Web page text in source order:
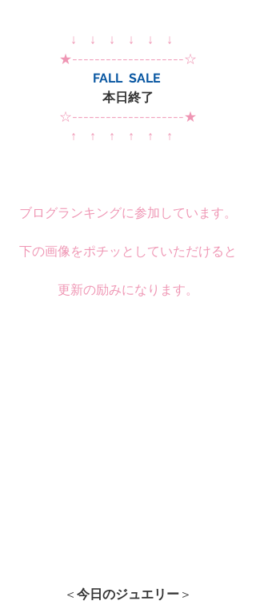
↓　↓　↓　↓　↓　↓
★--------------------☆
FALL  SALE
本日終了
☆--------------------★
↑　↑　↑　↑　↑　↑
ブログランキングに参加しています。
下の画像をポチッとしていただけると
更新の励みになります。
＜ 今日のジュエリー ＞